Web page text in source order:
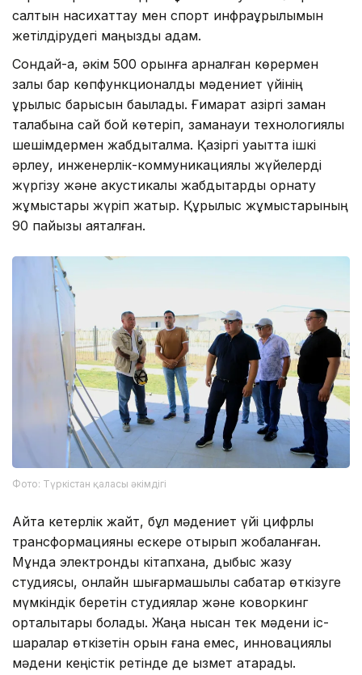
салтын насихаттау мен спорт инфрақұрылымын
жетілдірудегі маңызды қадам.
Сондай-ақ, әкім 500 орынға арналған көрермен
залы бар көпфункционалды мәдениет үйінің
құрылыс барысын бақылады. Ғимарат қазіргі заман
талабына сай бой көтеріп, заманауи технологиялық
шешімдермен жабдықталмақ. Қазіргі уақытта ішкі
әрлеу, инженерлік-коммуникациялық жүйелерді
жүргізу және акустикалық жабдықтарды орнату
жұмыстары жүріп жатыр. Құрылыс жұмыстарының
90 пайызы аяқталған.
Фото: Түркістан қаласы әкімдігі
Айта кетерлік жайт, бұл мәдениет үйі цифрлық
трансформацияны ескере отырып жобаланған.
Мұнда электронды кітапхана, дыбыс жазу
студиясы, онлайн шығармашылық сабақтар өткізуге
мүмкіндік беретін студиялар және коворкинг
орталықтары болады. Жаңа нысан тек мәдени іс-
шаралар өткізетін орын ғана емес, инновациялық
мәдени кеңістік ретінде де қызмет атқарады.